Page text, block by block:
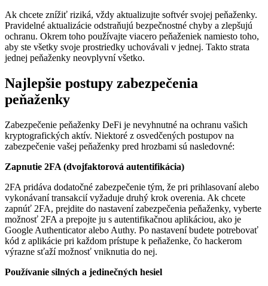
Ak chcete znížiť riziká, vždy aktualizujte softvér svojej peňaženky.
Pravidelné aktualizácie odstraňujú bezpečnostné chyby a zlepšujú
ochranu. Okrem toho používajte viacero peňaženiek namiesto toho,
aby ste všetky svoje prostriedky uchovávali v jednej. Takto strata
jednej peňaženky neovplyvní všetko.
Najlepšie postupy zabezpečenia
peňaženky
Zabezpečenie peňaženky DeFi je nevyhnutné na ochranu vašich
kryptografických aktív. Niektoré z osvedčených postupov na
zabezpečenie vašej peňaženky pred hrozbami sú nasledovné:
Zapnutie 2FA (dvojfaktorová autentifikácia)
2FA pridáva dodatočné zabezpečenie tým, že pri prihlasovaní alebo
vykonávaní transakcií vyžaduje druhý krok overenia. Ak chcete
zapnúť 2FA, prejdite do nastavení zabezpečenia peňaženky, vyberte
možnosť 2FA a prepojte ju s autentifikačnou aplikáciou, ako je
Google Authenticator alebo Authy. Po nastavení budete potrebovať
kód z aplikácie pri každom prístupe k peňaženke, čo hackerom
výrazne sťaží možnosť vniknutia do nej.
Používanie silných a jedinečných hesiel